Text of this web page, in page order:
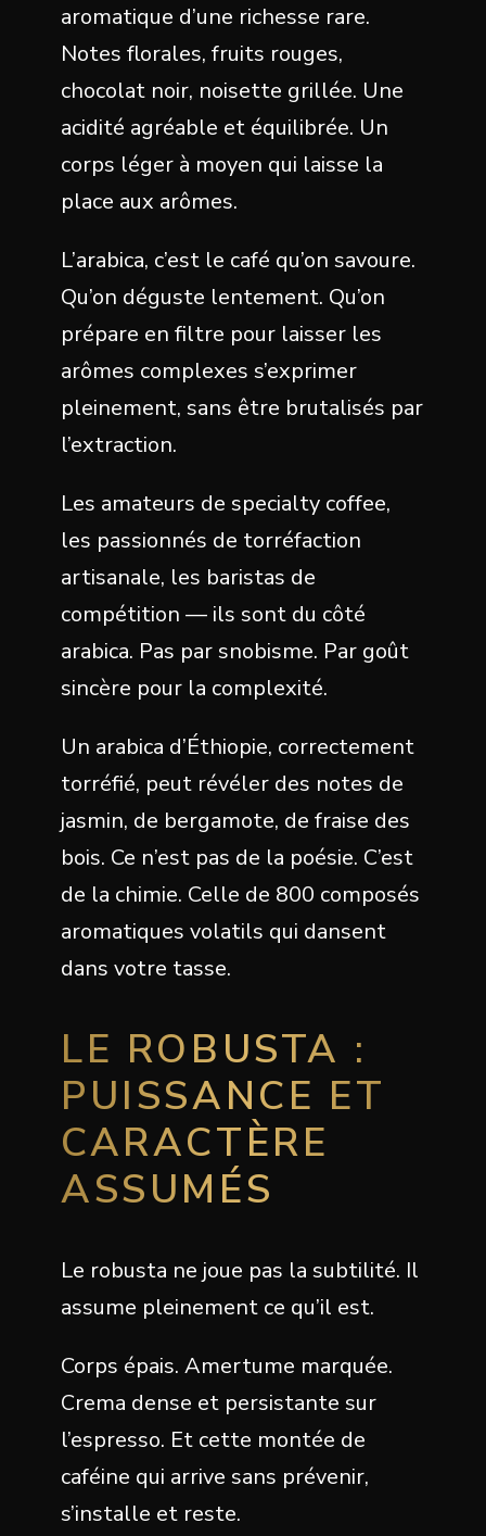
aromatique d’une richesse rare.
Notes florales, fruits rouges,
chocolat noir, noisette grillée. Une
acidité agréable et équilibrée. Un
corps léger à moyen qui laisse la
place aux arômes.
L’arabica, c’est le café qu’on savoure.
Qu’on déguste lentement. Qu’on
prépare en filtre pour laisser les
arômes complexes s’exprimer
pleinement, sans être brutalisés par
l’extraction.
Les amateurs de specialty coffee,
les passionnés de torréfaction
artisanale, les baristas de
compétition — ils sont du côté
arabica. Pas par snobisme. Par goût
sincère pour la complexité.
Un arabica d’Éthiopie, correctement
torréfié, peut révéler des notes de
jasmin, de bergamote, de fraise des
bois. Ce n’est pas de la poésie. C’est
de la chimie. Celle de 800 composés
aromatiques volatils qui dansent
dans votre tasse.
LE ROBUSTA :
PUISSANCE ET
CARACTÈRE
ASSUMÉS
Le robusta ne joue pas la subtilité. Il
assume pleinement ce qu’il est.
Corps épais. Amertume marquée.
Crema dense et persistante sur
l’espresso. Et cette montée de
caféine qui arrive sans prévenir,
s’installe et reste.